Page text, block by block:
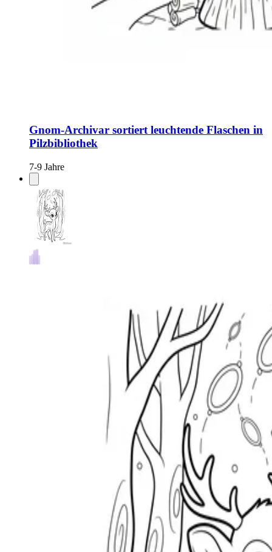
Gnom-Archivar sortiert leuchtende Flaschen in
Pilzbibliothek
7-9 Jahre